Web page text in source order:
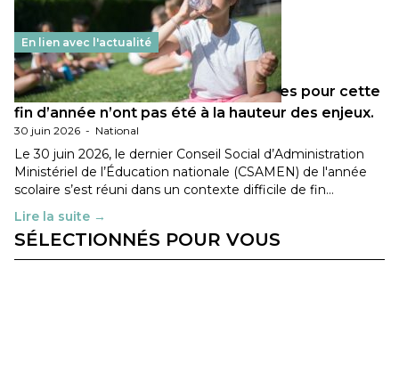
En lien avec l'actualité
Les décisions ministérielles attendues pour cette
fin d’année n’ont pas été à la hauteur des enjeux.
30 juin 2026 - National
Le 30 juin 2026, le dernier Conseil Social d’Administration
Ministériel de l’Éducation nationale (CSAMEN) de l'année
scolaire s’est réuni dans un contexte difficile de fin…
Lire la suite →
SÉLECTIONNÉS POUR VOUS